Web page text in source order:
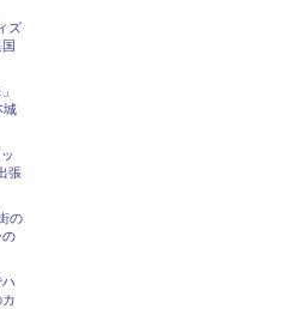
ズ
城
張
の
の
ハ